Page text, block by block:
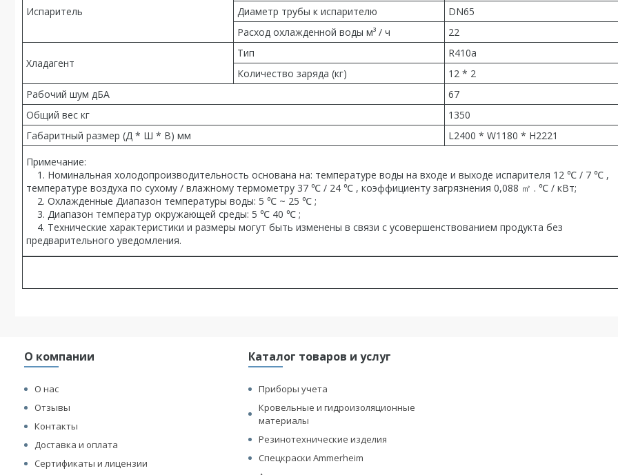
Испаритель
Диаметр трубы к испарителю
DN65
Расход охлажденной воды м³ / ч
22
Хладагент
Тип
R410a
Количество заряда (кг)
12 * 2
Рабочий шум дБА
67
Общий вес кг
1350
Габаритный размер (Д * Ш * В) мм
L2400 * W1180 * H2221
Примечание:
1. Номинальная холодопроизводительность основана на: температуре воды на входе и выходе испарителя 12 ℃ / 7 ℃ ,
температуре воздуха по сухому / влажному термометру 37 ℃ / 24 ℃ , коэффициенту загрязнения 0,088 ㎡ . ℃ / кВт;
2. Охлажденные Диапазон температуры воды: 5 ℃ ~ 25 ℃ ;
3. Диапазон температур окружающей среды: 5 ℃ 40 ℃ ;
4. Технические характеристики и размеры могут быть изменены в связи с усовершенствованием продукта без
предварительного уведомления.
О компании
О нас
Отзывы
Контакты
Доставка и оплата
Сертификаты и лицензии
Каталог товаров и услуг
Приборы учета
Кровельные и гидроизоляционные
материалы
Резинотехнические изделия
Спецкраски Ammerheim